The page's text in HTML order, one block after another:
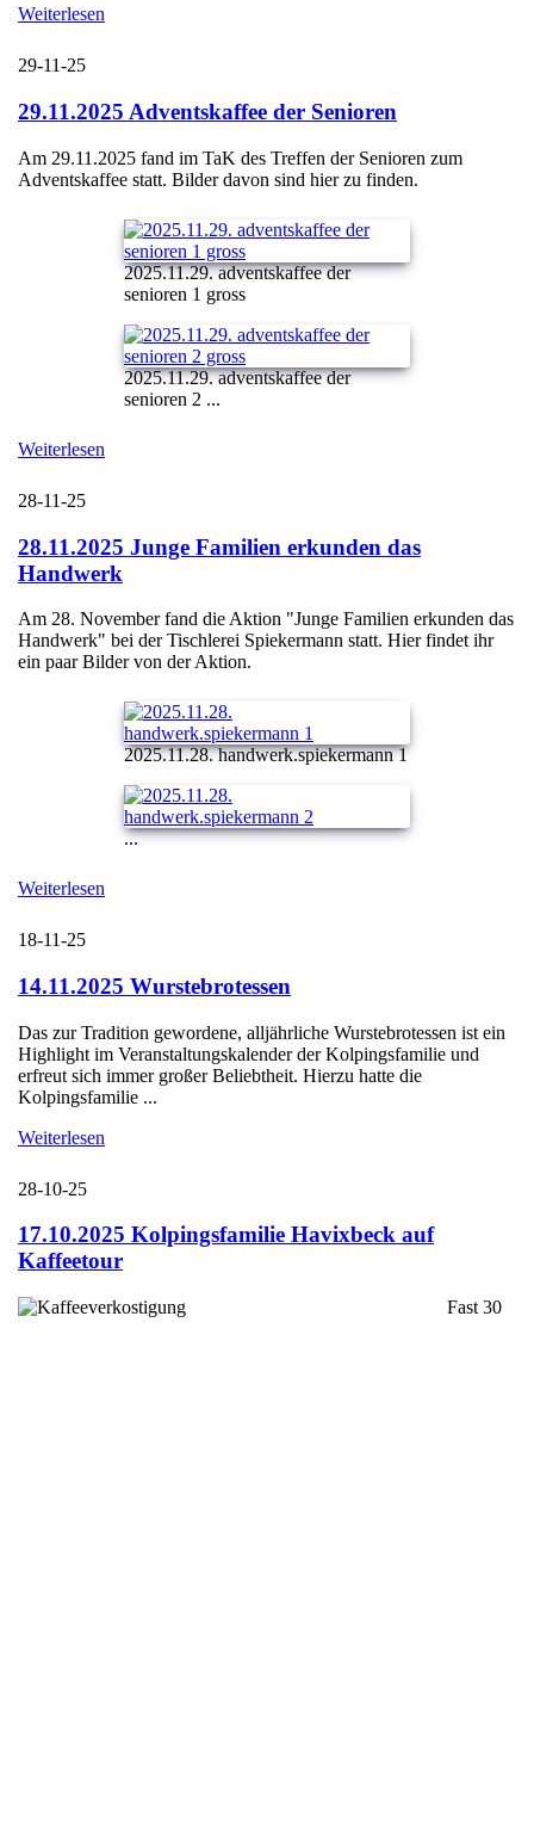
Weiterlesen
29-11-25
29.11.2025 Adventskaffee der Senioren
Am 29.11.2025 fand im TaK des Treffen der Senioren zum
Adventskaffee statt. Bilder davon sind hier zu finden.
2025.11.29. adventskaffee der
senioren 1 gross
2025.11.29. adventskaffee der
senioren 2 ...
Weiterlesen
28-11-25
28.11.2025 Junge Familien erkunden das
Handwerk
Am 28. November fand die Aktion "Junge Familien erkunden das
Handwerk" bei der Tischlerei Spiekermann statt. Hier findet ihr
ein paar Bilder von der Aktion.
2025.11.28. handwerk.spiekermann 1
...
Weiterlesen
18-11-25
14.11.2025 Wurstebrotessen
Das zur Tradition gewordene, alljährliche Wurstebrotessen ist ein
Highlight im Veranstaltungskalender der Kolpingsfamilie und
erfreut sich immer großer Beliebtheit. Hierzu hatte die
Kolpingsfamilie ...
Weiterlesen
28-10-25
17.10.2025 Kolpingsfamilie Havixbeck auf
Kaffeetour
Fast 30